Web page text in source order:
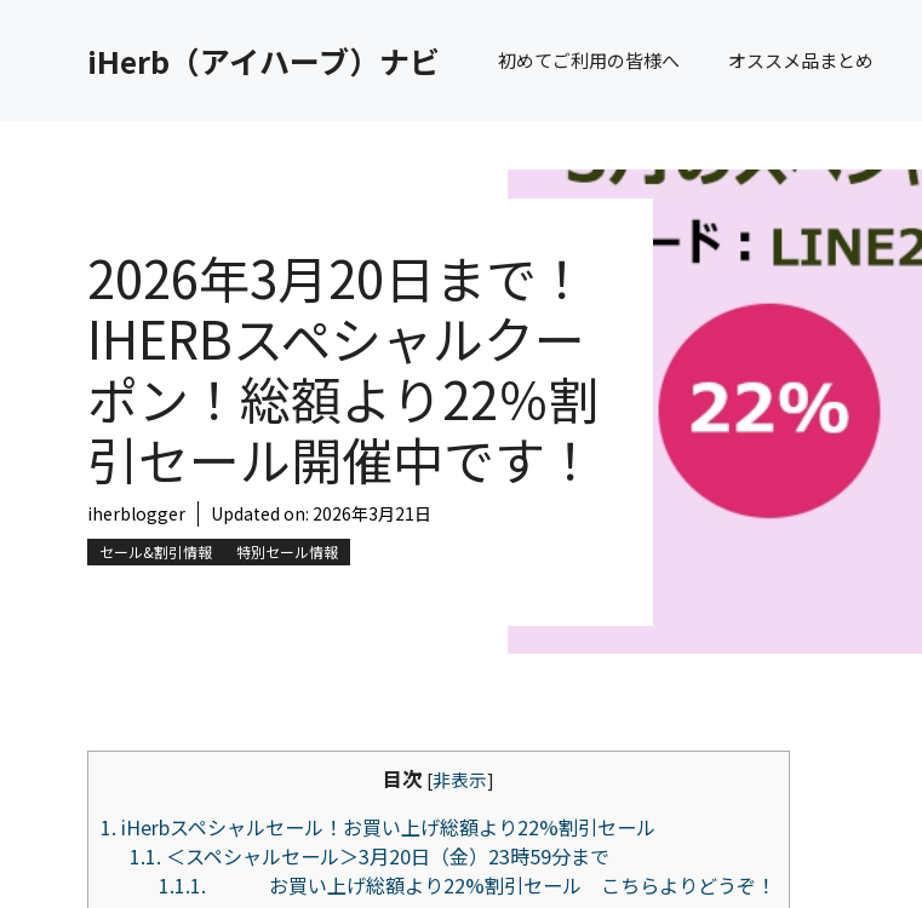
iHerb（アイハーブ）ナビ 初めてご利用の皆様へ オススメ品まとめ
2026年3月20日まで！
IHERBスペシャルクー
ポン！総額より22％割
引セール開催中です！
iherblogger Updated on: 2026年3月21日
セール&割引情報 特別セール情報
目次 [非表示]
1. iHerbスペシャルセール！お買い上げ総額より22%割引セール
1.1. ＜スペシャルセール＞3月20日（金）23時59分まで
1.1.1. お買い上げ総額より22%割引セール こちらよりどうぞ！